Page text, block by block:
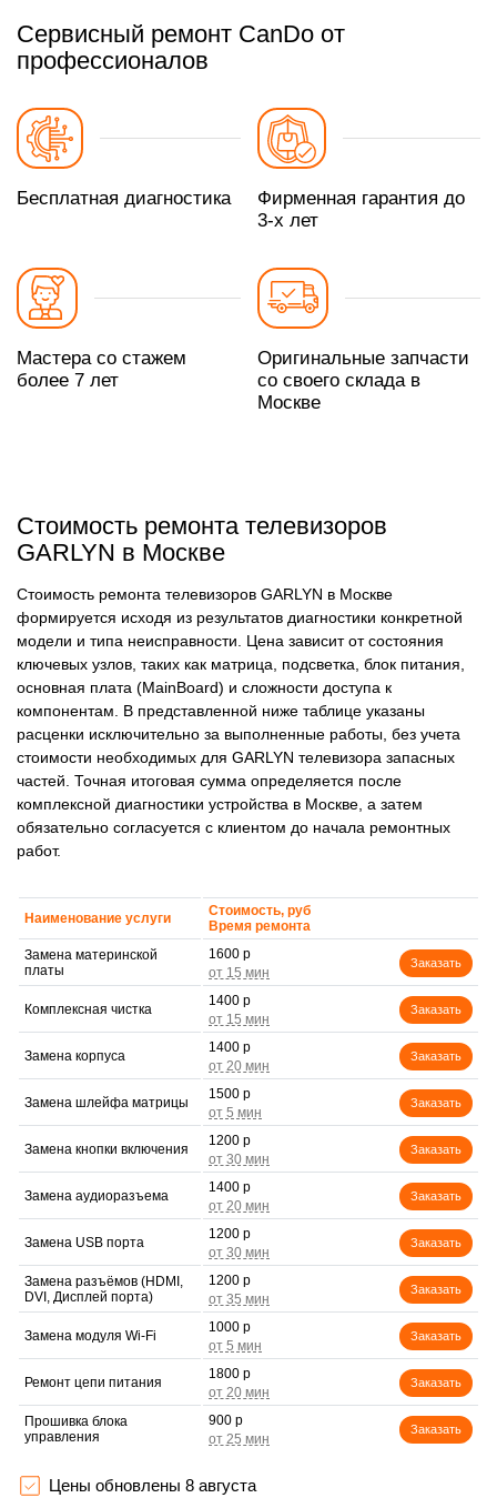
Сервисный ремонт CanDo от
профессионалов
Бесплатная диагностика
Фирменная гарантия до
3-х лет
Мастера со стажем
более 7 лет
Оригинальные запчасти
со своего склада в
Москве
Стоимость ремонта телевизоров
GARLYN в Москве
Стоимость ремонта телевизоров GARLYN в Москве
формируется исходя из результатов диагностики конкретной
модели и типа неисправности. Цена зависит от состояния
ключевых узлов, таких как матрица, подсветка, блок питания,
основная плата (MainBoard) и сложности доступа к
компонентам. В представленной ниже таблице указаны
расценки исключительно за выполненные работы, без учета
стоимости необходимых для GARLYN телевизора запасных
частей. Точная итоговая сумма определяется после
комплексной диагностики устройства в Москве, а затем
обязательно согласуется с клиентом до начала ремонтных
работ.
Наименование услуги
Стоимость, руб
Время ремонта
Замена материнской
платы
1600 р
Заказать
Комплексная чистка
1400 р
Заказать
Замена корпуса
1400 р
Заказать
Замена шлейфа матрицы
1500 р
Заказать
Замена кнопки включения
1200 р
Заказать
Замена аудиоразъема
1400 р
Заказать
Замена USB порта
1200 р
Заказать
Замена разъёмов (HDMI,
DVI, Дисплей порта)
1200 р
Заказать
Замена модуля Wi-Fi
1000 р
Заказать
Ремонт цепи питания
1800 р
Заказать
Прошивка блока
управления
900 р
Заказать
Замена лампы подсветки
Цены обновлены 8 августа